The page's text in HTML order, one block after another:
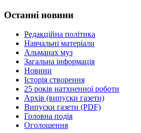
Останні новини
Редакційна політика
Навчальні матеріали
Альманах муз
Загальна інформація
Новини
Історія створення
25 років натхненної роботи
Архів (випуски газети)
Випуски газети (PDF)
Головна подія
Оголошення